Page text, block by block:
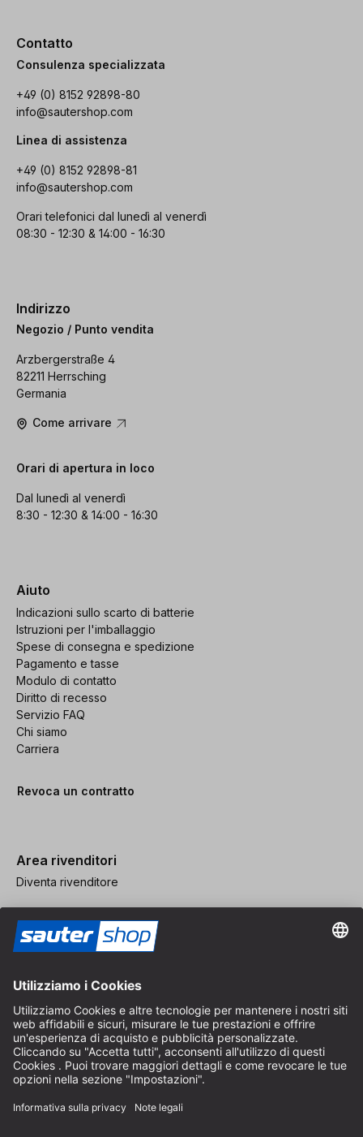
Contatto
Consulenza specializzata
+49 (0) 8152 92898-80
info@sautershop.com
Linea di assistenza
+49 (0) 8152 92898-81
info@sautershop.com
Orari telefonici dal lunedì al venerdì
08:30 - 12:30 & 14:00 - 16:30
Indirizzo
Negozio / Punto vendita
Arzbergerstraße 4
82211 Herrsching
Germania
Come arrivare
Orari di apertura in loco
Dal lunedì al venerdì
8:30 - 12:30 & 14:00 - 16:30
Aiuto
Indicazioni sullo scarto di batterie
Istruzioni per l'imballaggio
Spese di consegna e spedizione
Pagamento e tasse
Modulo di contatto
Diritto di recesso
Servizio FAQ
Chi siamo
Carriera
Revoca un contratto
Area rivenditori
Diventa rivenditore
CGV
Protezione dei Dati
Impostazioni dei Cookie